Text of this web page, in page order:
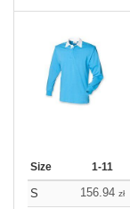
Size 1-11
S 156.94 zł